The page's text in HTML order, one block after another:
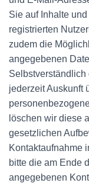
Sie auf Inhalte
registrierten
zudem die
angegebenen
jederzeit Auskunft
löschen wir diese
gesetzlichen
Kontaktaufnahme
bitte die am Ende
angegebenen